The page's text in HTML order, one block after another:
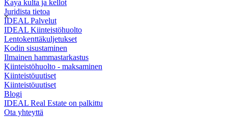
×
Kaya kulta ja kellot
Juridista tietoa
IDEAL Palvelut
IDEAL Kiinteistöhuolto
Lentokenttäkuljetukset
Kodin sisustaminen
Ilmainen hammastarkastus
Kiinteistöhuolto - maksaminen
Kiinteistöuutiset
Kiinteistöuutiset
Blogi
IDEAL Real Estate on palkittu
Ota yhteyttä